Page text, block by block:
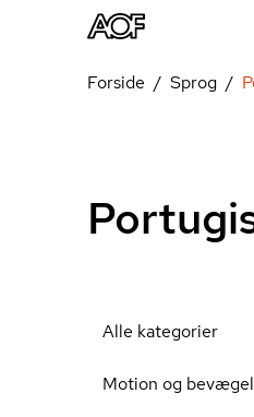
Forside Sprog
Alle kategorier
Motion og